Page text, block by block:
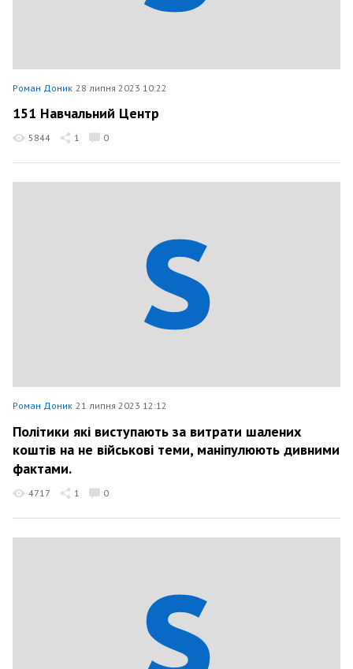
Роман Доник 28 липня 2023 10:22
151 Навчальний Центр
5844 1 0
Роман Доник 21 липня 2023 12:12
Політики які виступають за витрати шалених
коштів на не військові теми, маніпулюють дивними
фактами.
4717 1 0